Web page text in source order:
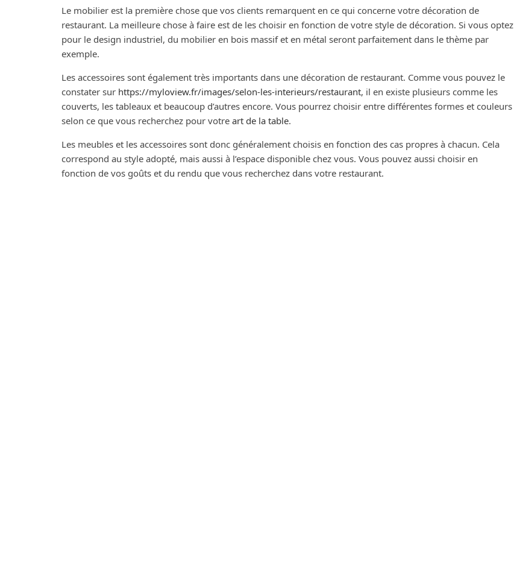
Le mobilier est la première chose que vos clients remarquent en ce qui concerne votre décoration de
restaurant. La meilleure chose à faire est de les choisir en fonction de votre style de décoration. Si vous optez
pour le design industriel, du mobilier en bois massif et en métal seront parfaitement dans le thème par
exemple.
Les accessoires sont également très importants dans une décoration de restaurant. Comme vous pouvez le
constater sur https://myloview.fr/images/selon-les-interieurs/restaurant, il en existe plusieurs comme les
couverts, les tableaux et beaucoup d’autres encore. Vous pourrez choisir entre différentes formes et couleurs
selon ce que vous recherchez pour votre art de la table.
Les meubles et les accessoires sont donc généralement choisis en fonction des cas propres à chacun. Cela
correspond au style adopté, mais aussi à l’espace disponible chez vous. Vous pouvez aussi choisir en
fonction de vos goûts et du rendu que vous recherchez dans votre restaurant.